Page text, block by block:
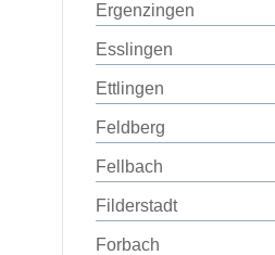
Ergenzingen
Esslingen
Ettlingen
Feldberg
Fellbach
Filderstadt
Forbach